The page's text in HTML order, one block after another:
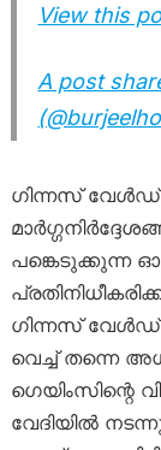
View this
A post
ഗിന്നസ്
പങ്കെടുക്കുന്ന
ഗിന്നസ് വേള്‍ഡ്
വെച്ച് തന്നെ
ഗെയിംസിന്റെ
വേദിയില്‍